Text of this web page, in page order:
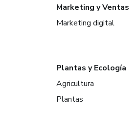
Marketing y Ventas
Marketing digital
Plantas y Ecología
Agricultura
Plantas